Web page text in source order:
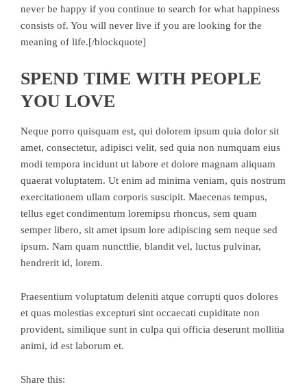
never be happy if you continue to search for what happiness
consists of. You will never live if you are looking for the
meaning of life.[/blockquote]
SPEND TIME WITH PEOPLE
YOU LOVE
Neque porro quisquam est, qui dolorem ipsum quia dolor sit
amet, consectetur, adipisci velit, sed quia non numquam eius
modi tempora incidunt ut labore et dolore magnam aliquam
quaerat voluptatem. Ut enim ad minima veniam, quis nostrum
exercitationem ullam corporis suscipit. Maecenas tempus,
tellus eget condimentum loremipsu rhoncus, sem quam
semper libero, sit amet ipsum lore adipiscing sem neque sed
ipsum. Nam quam nuncttlie, blandit vel, luctus pulvinar,
hendrerit id, lorem.
Praesentium voluptatum deleniti atque corrupti quos dolores
et quas molestias excepturi sint occaecati cupiditate non
provident, similique sunt in culpa qui officia deserunt mollitia
animi, id est laborum et.
Share this: